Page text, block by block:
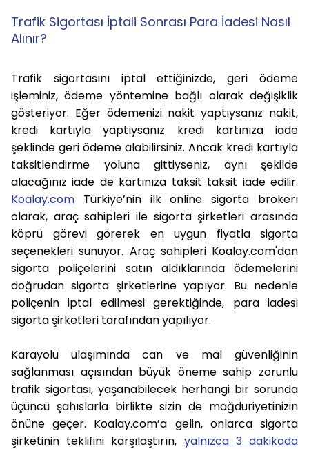
Trafik Sigortası İptali Sonrası Para İadesi Nasıl
Alınır?
Trafik sigortasını iptal ettiğinizde, geri ödeme
işleminiz, ödeme yöntemine bağlı olarak değişiklik
gösteriyor: Eğer ödemenizi nakit yaptıysanız nakit,
kredi kartıyla yaptıysanız kredi kartınıza iade
şeklinde geri ödeme alabilirsiniz. Ancak kredi kartıyla
taksitlendirme yoluna gittiyseniz, aynı şekilde
alacağınız iade de kartınıza taksit taksit iade edilir.
Koalay.com Türkiye’nin ilk online sigorta brokerı
olarak, araç sahipleri ile sigorta şirketleri arasında
köprü görevi görerek en uygun fiyatla sigorta
seçenekleri sunuyor. Araç sahipleri Koalay.com'dan
sigorta poliçelerini satın aldıklarında ödemelerini
doğrudan sigorta şirketlerine yapıyor. Bu nedenle
poliçenin iptal edilmesi gerektiğinde, para iadesi
sigorta şirketleri tarafından yapılıyor.
Karayolu ulaşımında can ve mal güvenliğinin
sağlanması açısından büyük öneme sahip zorunlu
trafik sigortası, yaşanabilecek herhangi bir sorunda
üçüncü şahıslarla birlikte sizin de mağduriyetinizin
önüne geçer. Koalay.com’a gelin, onlarca sigorta
şirketinin teklifini karşılaştırın, yalnızca 3 dakikada